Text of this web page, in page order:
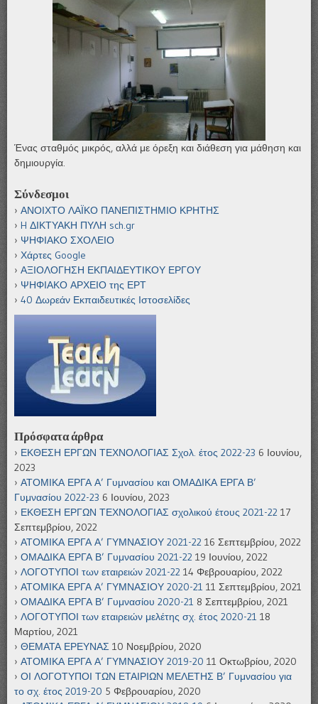
Ένας σταθμός μικρός, αλλά με όρεξη και διάθεση για μάθηση και
δημιουργία.
Σύνδεσμοι
ΑΝΟΙΧΤΟ ΛΑΪΚΟ ΠΑΝΕΠΙΣΤΗΜΙΟ ΚΡΗΤΗΣ
H ΔΙΚΤΥΑΚΗ ΠΥΛΗ sch.gr
ΨΗΦΙΑΚΟ ΣΧΟΛΕΙΟ
Χάρτες Google
ΑΞΙΟΛΟΓΗΣΗ ΕΚΠΑΙΔΕΥΤΙΚΟΥ ΕΡΓΟΥ
ΨΗΦΙΑΚΟ ΑΡΧΕΙΟ της ΕΡΤ
40 Δωρεάν Εκπαιδευτικές Ιστοσελίδες
Πρόσφατα άρθρα
ΕΚΘΕΣΗ ΕΡΓΩΝ ΤΕΧΝΟΛΟΓΙΑΣ Σχολ. έτος 2022-23 6 Ιουνίου,
2023
ΑΤΟΜΙΚΑ ΕΡΓΑ Α’ Γυμνασίου και ΟΜΑΔΙΚΑ ΕΡΓΑ Β’
Γυμνασίου 2022-23 6 Ιουνίου, 2023
ΕΚΘΕΣΗ ΕΡΓΩΝ ΤΕΧΝΟΛΟΓΙΑΣ σχολικού έτους 2021-22 17
Σεπτεμβρίου, 2022
ΑΤΟΜΙΚΑ ΕΡΓΑ Α’ ΓΥΜΝΑΣΙΟΥ 2021-22 16 Σεπτεμβρίου, 2022
ΟΜΑΔΙΚΑ ΕΡΓΑ Β’ Γυμνασίου 2021-22 19 Ιουνίου, 2022
ΛΟΓΟΤΥΠΟΙ των εταιρειών 2021-22 14 Φεβρουαρίου, 2022
ΑΤΟΜΙΚΑ ΕΡΓΑ Α’ ΓΥΜΝΑΣΙΟΥ 2020-21 11 Σεπτεμβρίου, 2021
ΟΜΑΔΙΚΑ ΕΡΓΑ Β’ Γυμνασίου 2020-21 8 Σεπτεμβρίου, 2021
ΛΟΓΟΤΥΠΟΙ των εταιρειών μελέτης σχ. έτος 2020-21 18
Μαρτίου, 2021
ΘΕΜΑΤΑ ΕΡΕΥΝΑΣ 10 Νοεμβρίου, 2020
ΑΤΟΜΙΚΑ ΕΡΓΑ Α’ ΓΥΜΝΑΣΙΟΥ 2019-20 11 Οκτωβρίου, 2020
ΟΙ ΛΟΓΟΤΥΠΟΙ ΤΩΝ ΕΤΑΙΡΙΩΝ ΜΕΛΕΤΗΣ Β’ Γυμνασίου για
το σχ. έτος 2019-20 5 Φεβρουαρίου, 2020